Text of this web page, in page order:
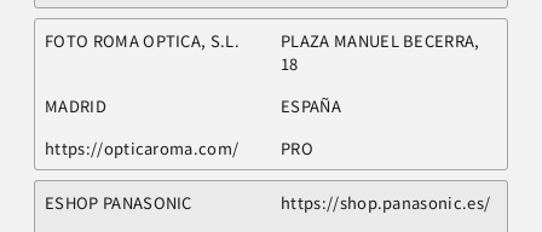
FOTO ROMA OPTICA, S.L.
PLAZA MANUEL BECERRA,
18
MADRID
ESPAÑA
https://opticaroma.com/
PRO
ESHOP PANASONIC
https://shop.panasonic.es/